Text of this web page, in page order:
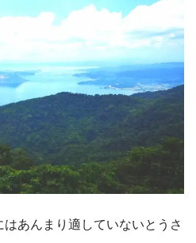
あんまり適していないとうさ